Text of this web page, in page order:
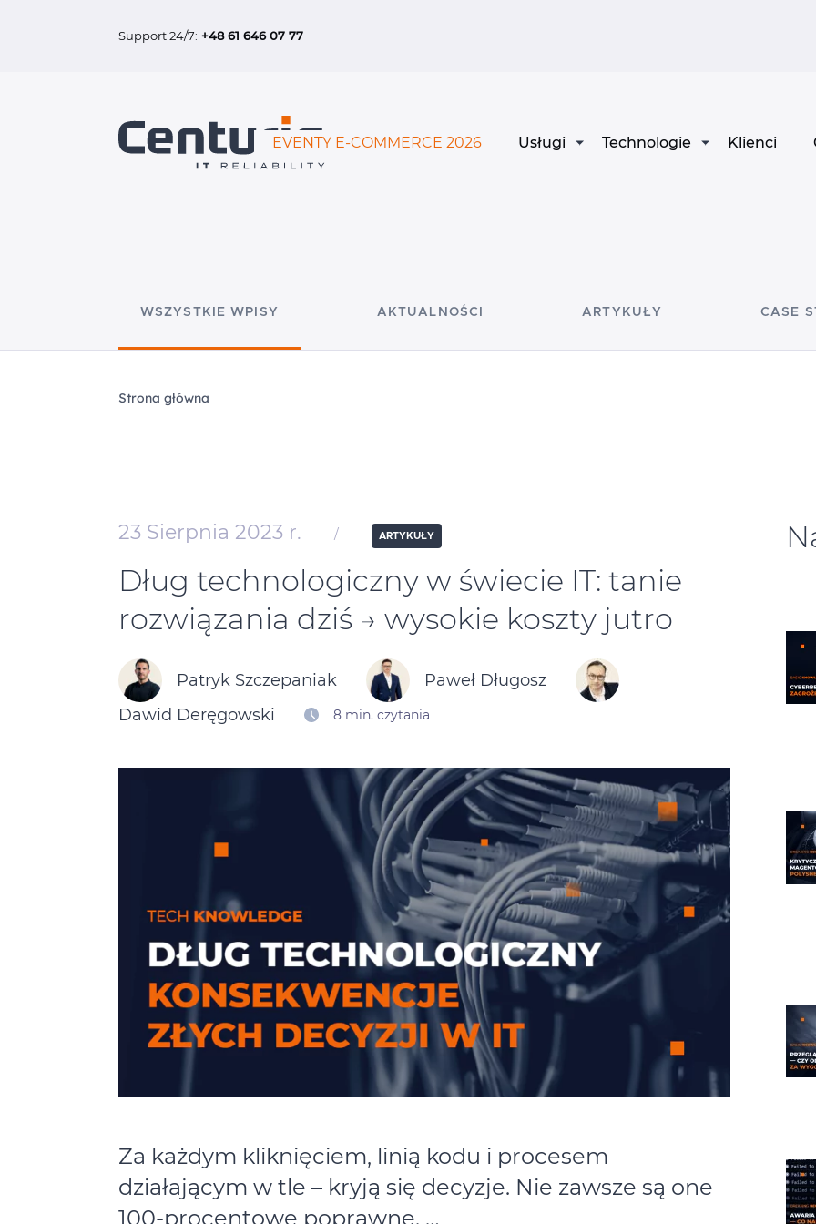
Support 24/7: +48 61 646 07 77
EVENTY E-COMMERCE 2026 Usługi Technologie Klienci
WSZYSTKIE WPISY AKTUALNOŚCI ARTYKUŁY CASE
Strona główna
23 Sierpnia 2023 r. / ARTYKUŁY
Dług technologiczny w świecie IT: tanie
rozwiązania dziś → wysokie koszty jutro
Patryk Szczepaniak
Paweł Długosz
Dawid Deręgowski
8 min. czytania
Za każdym kliknięciem, linią kodu i procesem
działającym w tle – kryją się decyzje. Nie zawsze są one
100-procentowe poprawne. …